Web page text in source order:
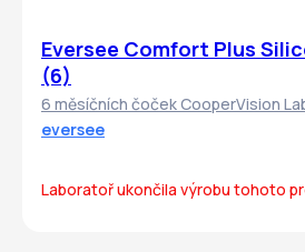
Eversee Comfort Plus
(6)
6 měsíčních čoček CooperVision
eversee
Laboratoř ukončila výrobu tohoto